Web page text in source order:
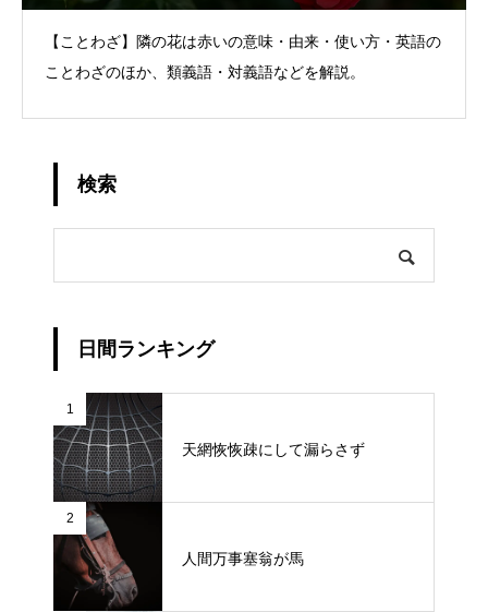
【ことわざ】隣の花は赤いの意味・由来・使い方・英語の
ことわざのほか、類義語・対義語などを解説。
検索
日間ランキング
1
天網恢恢疎にして漏らさず
2
人間万事塞翁が馬